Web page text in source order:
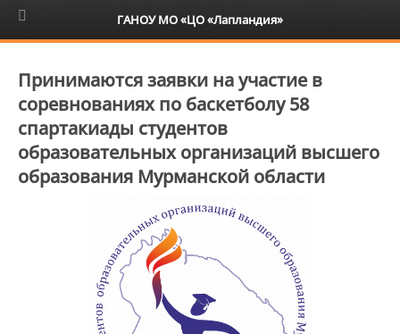
6+
Принимаются заявки на участие в
соревнованиях по баскетболу 58
спартакиады студентов
образовательных организаций высшего
образования Мурманской области
ГАНОУ МО «ЦО «Лапландия»